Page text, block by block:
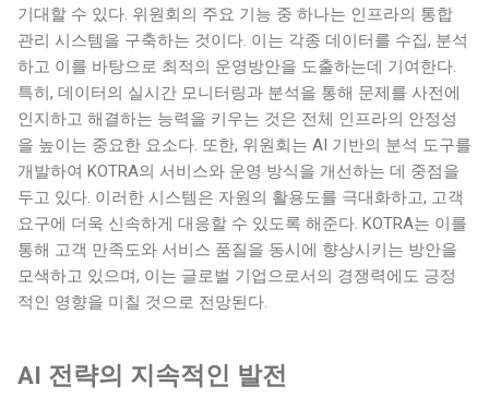
기대할 수 있다. 위원회의 주요 기능 중 하나는 인프라의 통합
관리 시스템을 구축하는 것이다. 이는 각종 데이터를 수집, 분석
하고 이를 바탕으로 최적의 운영방안을 도출하는데 기여한다.
특히, 데이터의 실시간 모니터링과 분석을 통해 문제를 사전에
인지하고 해결하는 능력을 키우는 것은 전체 인프라의 안정성
을 높이는 중요한 요소다. 또한, 위원회는 AI 기반의 분석 도구를
개발하여 KOTRA의 서비스와 운영 방식을 개선하는 데 중점을
두고 있다. 이러한 시스템은 자원의 활용도를 극대화하고, 고객
요구에 더욱 신속하게 대응할 수 있도록 해준다. KOTRA는 이를
통해 고객 만족도와 서비스 품질을 동시에 향상시키는 방안을
모색하고 있으며, 이는 글로벌 기업으로서의 경쟁력에도 긍정
적인 영향을 미칠 것으로 전망된다.
AI 전략의 지속적인 발전